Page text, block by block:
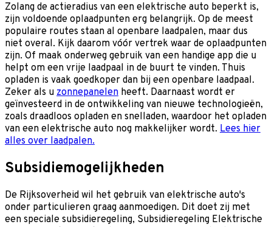
Zolang de actieradius van een elektrische auto beperkt is,
zijn voldoende oplaadpunten erg belangrijk. Op de meest
populaire routes staan al openbare laadpalen, maar dus
niet overal. Kijk daarom vóór vertrek waar de oplaadpunten
zijn. Of maak onderweg gebruik van een handige app die u
helpt om een vrije laadpaal in de buurt te vinden. Thuis
opladen is vaak goedkoper dan bij een openbare laadpaal.
Zeker als u zonnepanelen heeft. Daarnaast wordt er
geïnvesteerd in de ontwikkeling van nieuwe technologieën,
zoals draadloos opladen en snelladen, waardoor het opladen
van een elektrische auto nog makkelijker wordt. Lees hier
alles over laadpalen.
Subsidiemogelijkheden
De Rijksoverheid wil het gebruik van elektrische auto's
onder particulieren graag aanmoedigen. Dit doet zij met
een speciale subsidieregeling, Subsidieregeling Elektrische